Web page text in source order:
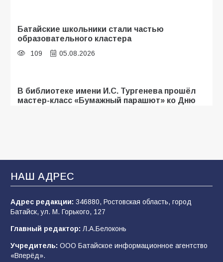
Батайские школьники стали частью
образовательного кластера
109 05.08.2026
В библиотеке имени И.С. Тургенева прошёл
мастер-класс «Бумажный парашют» ко Дню
«Мобилизация или набор?» Что на самом
деле происходит в армии России в августе
2026 года
В Батайске продолжаются дорожные работы
99 04.08.2026
НАШ АДРЕС
Адрес редакции: 346880, Ростовская область, город
Батайск, ул. М. Горького, 127
Главный редактор: Л.А.Белоконь
Учредитель: ООО Батайское информационное агентство
«Вперёд».